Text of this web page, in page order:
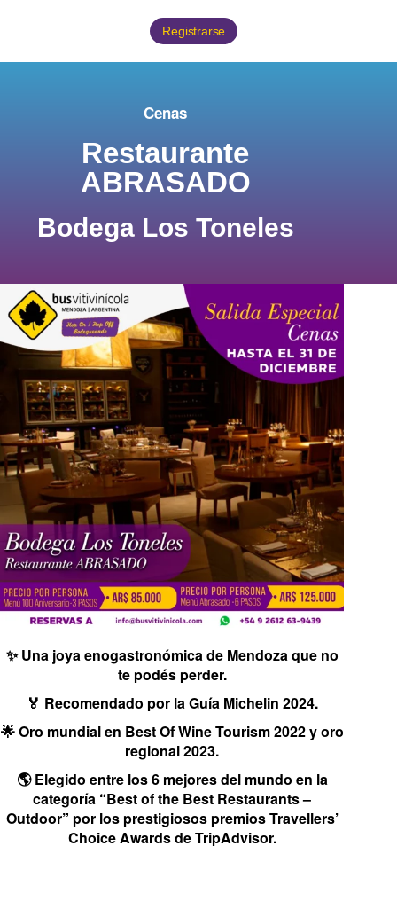
Registrarse
Cenas
Restaurante
ABRASADO
Bodega Los Toneles
✨ Una joya enogastronómica de Mendoza que no
te podés perder.
🏅 Recomendado por la Guía Michelin 2024.
🌟 Oro mundial en Best Of Wine Tourism 2022 y oro
regional 2023.
🌎 Elegido entre los 6 mejores del mundo en la
categoría “Best of the Best Restaurants –
Outdoor” por los prestigiosos premios Travellers’
Choice Awards de TripAdvisor.